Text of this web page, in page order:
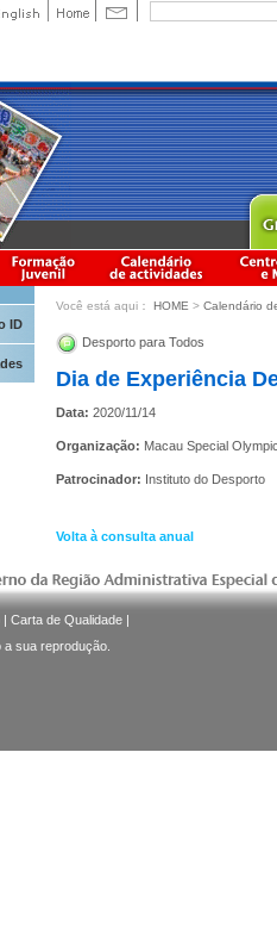
ID
Você está aqui： HOME > Calendário
Desporto para Todos
Dia de Experiência
Data: 2020/11/14
Organização: Macau Special
Patrocinador: Instituto do Desporto
Volta à consulta anual
| Carta de Qualidade |
a sua reprodução.